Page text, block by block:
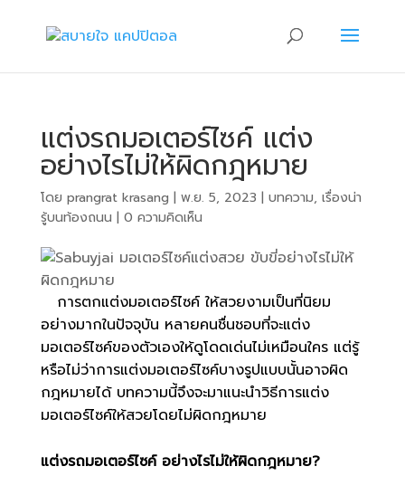
แต่งรถมอเตอร์ไซค์ แต่ง
อย่างไรไม่ให้ผิดกฎหมาย
โดย prangrat krasang | พ.ย. 5, 2023 | บทความ, เรื่องน่า
รู้บนท้องถนน | 0 ความคิดเห็น
การตกแต่งมอเตอร์ไซค์ ให้สวยงามเป็นที่นิยม
อย่างมากในปัจจุบัน หลายคนชื่นชอบที่จะแต่ง
มอเตอร์ไซค์ของตัวเองให้ดูโดดเด่นไม่เหมือนใคร แต่รู้
หรือไม่ว่าการแต่งมอเตอร์ไซค์บางรูปแบบนั้นอาจผิด
กฎหมายได้ บทความนี้จึงจะมาแนะนำวิธีการแต่ง
มอเตอร์ไซค์ให้สวยโดยไม่ผิดกฎหมาย
แต่งรถมอเตอร์ไซค์ อย่างไรไม่ให้ผิดกฎหมาย?